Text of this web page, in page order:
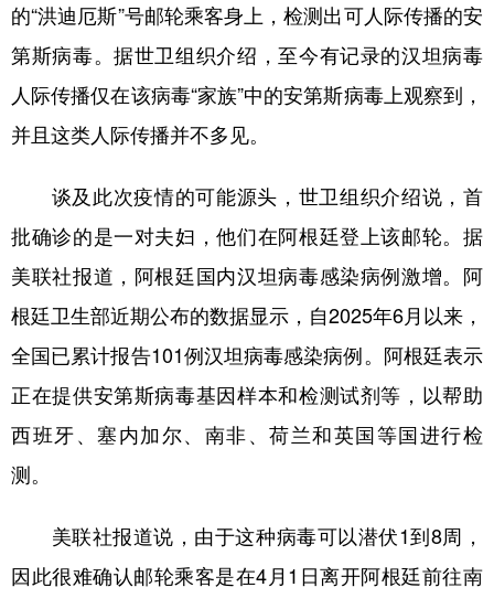
的“洪迪厄斯”号邮轮乘客身上，检测出可人际传播的安
第斯病毒。据世卫组织介绍，至今有记录的汉坦病毒
人际传播仅在该病毒“家族”中的安第斯病毒上观察到，
并且这类人际传播并不多见。
谈及此次疫情的可能源头，世卫组织介绍说，首
批确诊的是一对夫妇，他们在阿根廷登上该邮轮。据
美联社报道，阿根廷国内汉坦病毒感染病例激增。阿
根廷卫生部近期公布的数据显示，自2025年6月以来，
全国已累计报告101例汉坦病毒感染病例。阿根廷表示
正在提供安第斯病毒基因样本和检测试剂等，以帮助
西班牙、塞内加尔、南非、荷兰和英国等国进行检
测。
美联社报道说，由于这种病毒可以潜伏1到8周，
因此很难确认邮轮乘客是在4月1日离开阿根廷前往南